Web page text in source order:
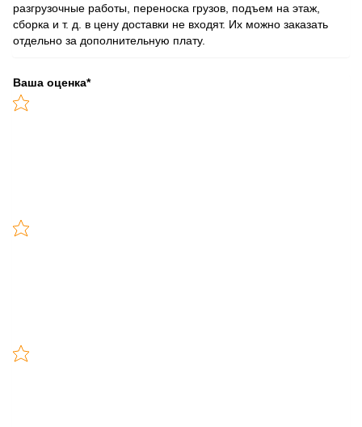
разгрузочные работы, переноска грузов, подъем на этаж,
сборка и т. д. в цену доставки не входят. Их можно заказать
отдельно за дополнительную плату.
Ваша оценка*